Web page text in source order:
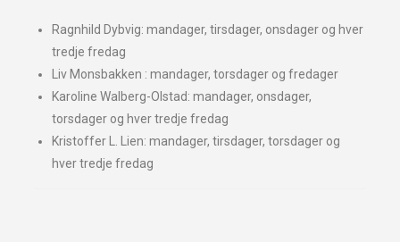
Ragnhild Dybvig: mandager, tirsdager, onsdager og hver
tredje fredag
Liv Monsbakken : mandager, torsdager og fredager
Karoline Walberg-Olstad: mandager, onsdager,
torsdager og hver tredje fredag
Kristoffer L. Lien: mandager, tirsdager, torsdager og
hver tredje fredag